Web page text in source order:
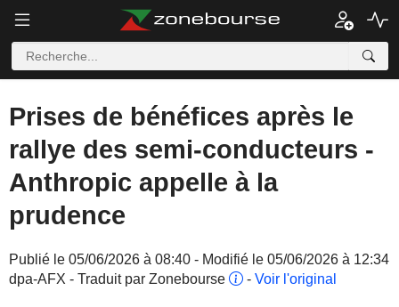
Prises de bénéfices après le
rallye des semi-conducteurs -
Anthropic appelle à la
prudence
Publié le 05/06/2026 à 08:40 - Modifié le 05/06/2026 à 12:34
dpa-AFX - Traduit par Zonebourse
- Voir l'original